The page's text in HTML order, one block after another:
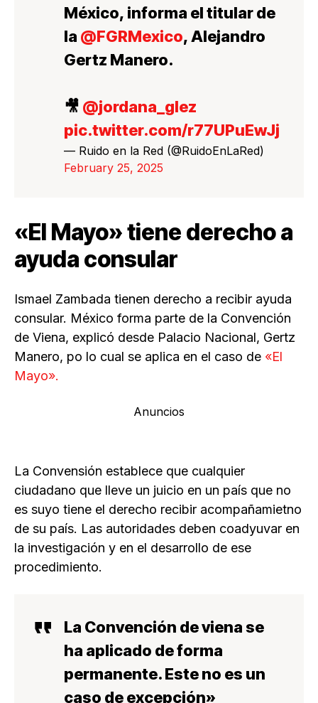
México, informa el titular de
la @FGRMexico, Alejandro
Gertz Manero.
🎥 @jordana_glez
pic.twitter.com/r77UPuEwJj
— Ruido en la Red (@RuidoEnLaRed)
February 25, 2025
«El Mayo» tiene derecho a
ayuda consular
Ismael Zambada tienen derecho a recibir ayuda
consular. México forma parte de la Convención
de Viena, explicó desde Palacio Nacional, Gertz
Manero, po lo cual se aplica en el caso de «El
Mayo».
Anuncios
La Convensión establece que cualquier
ciudadano que lleve un juicio en un país que no
es suyo tiene el derecho recibir acompañamietno
de su país. Las autoridades deben coadyuvar en
la investigación y en el desarrollo de ese
procedimiento.
La Convención de viena se
ha aplicado de forma
permanente. Este no es un
caso de excepción»